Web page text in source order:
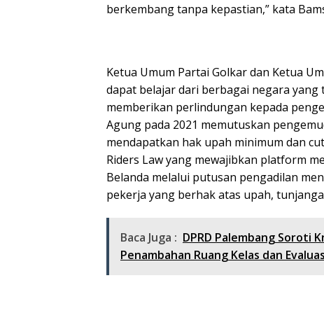
berkembang tanpa kepastian,” kata
Ketua Umum Partai Golkar dan Ketua
dapat belajar dari berbagai negara
memberikan perlindungan kepada
Agung pada 2021 memutuskan
mendapatkan hak upah minimum dan
Riders Law yang mewajibkan platform
Belanda melalui putusan pengadilan
pekerja yang berhak atas upah,
Baca Juga : DPRD Palembang Soroti
Penambahan Ruang Kelas dan